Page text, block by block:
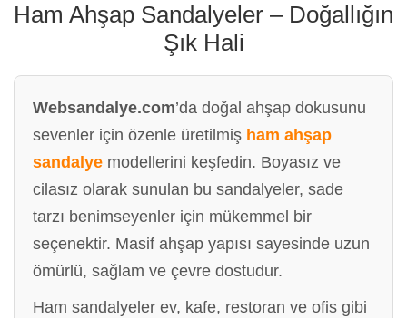
Ham Ahşap Sandalyeler – Doğallığın
Şık Hali
Websandalye.com’da doğal ahşap dokusunu
sevenler için özenle üretilmiş ham ahşap
sandalye modellerini keşfedin. Boyasız ve
cilasız olarak sunulan bu sandalyeler, sade
tarzı benimseyenler için mükemmel bir
seçenektir. Masif ahşap yapısı sayesinde uzun
ömürlü, sağlam ve çevre dostudur.
Ham sandalyeler ev, kafe, restoran ve ofis gibi